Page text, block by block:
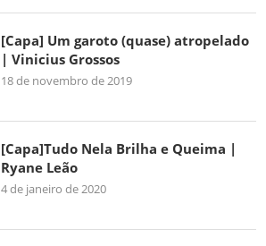
[Capa] Um garoto (quase) atropelado
| Vinicius Grossos
18 de novembro de 2019
[Capa]Tudo Nela Brilha e Queima |
Ryane Leão
4 de janeiro de 2020